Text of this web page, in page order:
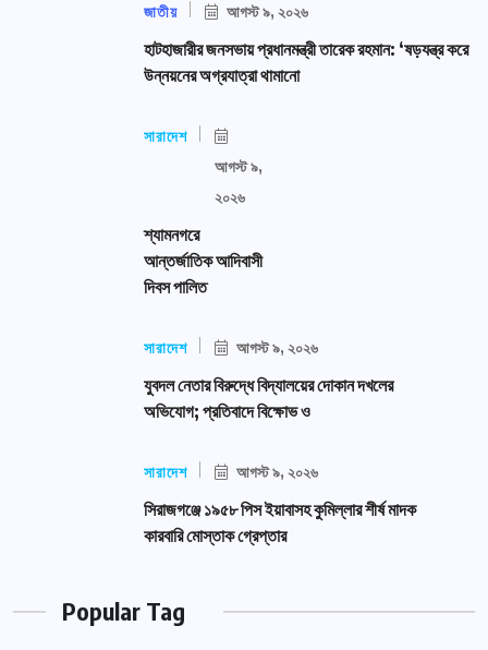
জাতীয় আগস্ট ৯, ২০২৬
হাটহাজারীর জনসভায় প্রধানমন্ত্রী তারেক রহমান: ‘ষড়যন্ত্র করে
উন্নয়নের অগ্রযাত্রা থামানো
সারাদেশ
আগস্ট ৯,
২০২৬
শ্যামনগরে
আন্তর্জাতিক আদিবাসী
দিবস পালিত
সারাদেশ আগস্ট ৯, ২০২৬
যুবদল নেতার বিরুদ্ধে বিদ্যালয়ের দোকান দখলের
অভিযোগ; প্রতিবাদে বিক্ষোভ ও
সারাদেশ আগস্ট ৯, ২০২৬
সিরাজগঞ্জে ১৯৫৮ পিস ইয়াবাসহ কুমিল্লার শীর্ষ মাদক
কারবারি মোস্তাক গ্রেপ্তার
Popular Tag